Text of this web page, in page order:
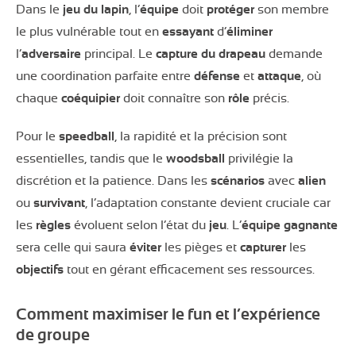
Dans le jeu du lapin, l’équipe doit protégerson membre
le plus vulnérable tout en essayant d’éliminer
l’adversaire principal. Le capture du drapeau demande
une coordination parfaite entre défense et attaque, où
chaque coéquipierdoit connaître son rôle précis.
Pour le speedball, la rapidité et la précision sont
essentielles, tandis que le woodsball privilégie la
discrétion et la patience. Dans les scénarios avec alien
ou survivant, l’adaptation constante devient cruciale car
les règles évoluent selon l’état du jeu. L’équipe gagnante
sera celle qui saura éviterles pièges et capturerles
objectifs tout en gérant efficacement ses ressources.
Comment maximiser le fun et l’expérience
de groupe